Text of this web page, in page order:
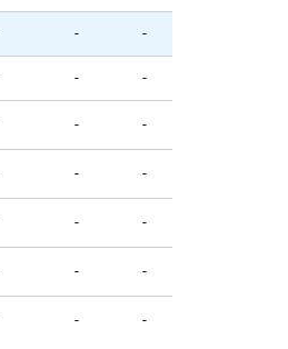
- -
- -
- -
- -
- -
- -
- -